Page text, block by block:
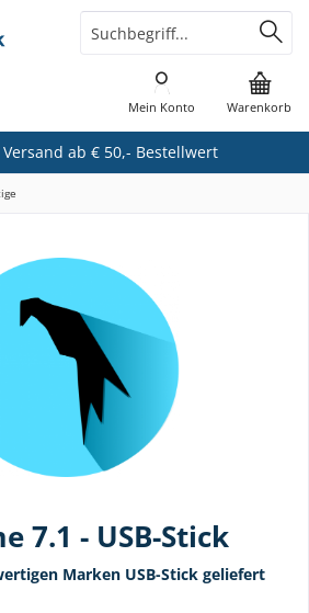
ab € 50,- Bestellwert
Warenkorb
Mein Konto
7.1 - USB-Stick
Marken USB-Stick geliefert